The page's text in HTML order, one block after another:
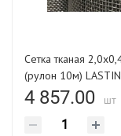
Сетка тканая 2,0х0,4х1000
(рулон 10м)
TOOLS
4 857.00 шт